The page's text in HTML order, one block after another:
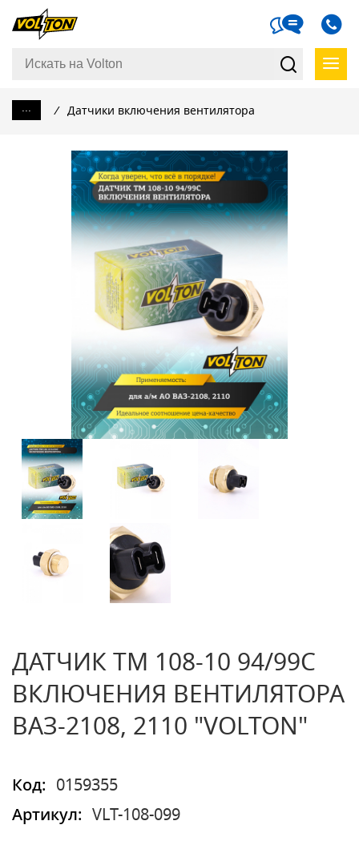
... / Датчики включения вентилятора
ДАТЧИК ТМ 108-10 94/99С
ВКЛЮЧЕНИЯ ВЕНТИЛЯТОРА
ВАЗ-2108, 2110 "VOLTON"
Код:
0159355
Артикул:
VLT-108-099